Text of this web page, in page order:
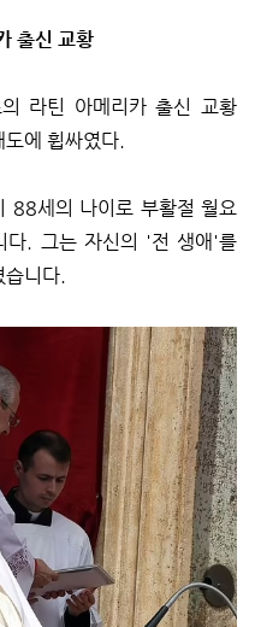
출신 교황
라틴 아메리카 출신 교황
도에 휩싸였다.
88세의 나이로 부활절 월요
다. 그는 자신의 '전 생애'를
습니다.